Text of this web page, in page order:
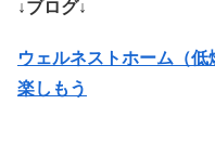
↓ブログ↓
ウェルネストホーム（
楽しもう